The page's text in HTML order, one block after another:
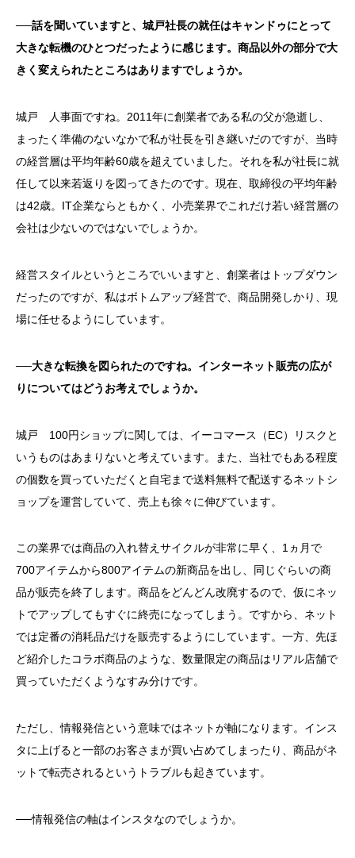
──話を聞いていますと、城戸社長の就任はキャンドゥにとって
大きな転機のひとつだったように感じます。商品以外の部分で大
きく変えられたところはありますでしょうか。
城戸 人事面ですね。2011年に創業者である私の父が急逝し、
まったく準備のないなかで私が社長を引き継いだのですが、当時
の経営層は平均年齢60歳を超えていました。それを私が社長に就
任して以来若返りを図ってきたのです。現在、取締役の平均年齢
は42歳。IT企業ならともかく、小売業界でこれだけ若い経営層の
会社は少ないのではないでしょうか。
経営スタイルというところでいいますと、創業者はトップダウン
だったのですが、私はボトムアップ経営で、商品開発しかり、現
場に任せるようにしています。
──大きな転換を図られたのですね。インターネット販売の広が
りについてはどうお考えでしょうか。
城戸 100円ショップに関しては、イーコマース（EC）リスクと
いうものはあまりないと考えています。また、当社でもある程度
の個数を買っていただくと自宅まで送料無料で配送するネットシ
ョップを運営していて、売上も徐々に伸びています。
この業界では商品の入れ替えサイクルが非常に早く、1ヵ月で
700アイテムから800アイテムの新商品を出し、同じぐらいの商
品が販売を終了します。商品をどんどん改廃するので、仮にネッ
トでアップしてもすぐに終売になってしまう。ですから、ネット
では定番の消耗品だけを販売するようにしています。一方、先ほ
ど紹介したコラボ商品のような、数量限定の商品はリアル店舗で
買っていただくようなすみ分けです。
ただし、情報発信という意味ではネットが軸になります。インス
タに上げると一部のお客さまが買い占めてしまったり、商品がネ
ットで転売されるというトラブルも起きています。
──情報発信の軸はインスタなのでしょうか。